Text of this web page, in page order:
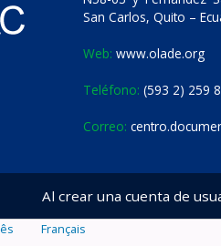
San Carlos, Quito –
Web: www.olade.org
Teléfono: (593 2) 259
Correo:
Al crear una cuenta de
Français